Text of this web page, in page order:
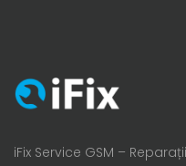
iFix Service GSM –